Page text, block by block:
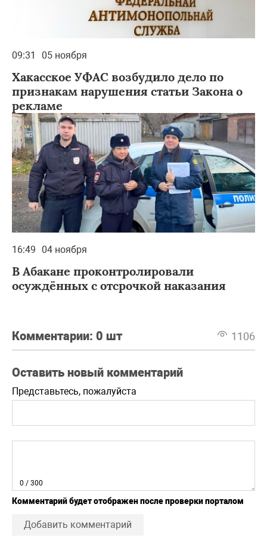
09:31 05 ноября
Хакасское УФАС возбудило дело по
признакам нарушения статьи Закона о
рекламе
16:49 04 ноября
В Абакане проконтролировали
осуждённых с отсрочкой наказания
Комментарии: 0 шт 1106
Оставить новый комментарий
Представьтесь, пожалуйста
0 / 300
Комментарий будет отображен после проверки порталом
Добавить комментарий